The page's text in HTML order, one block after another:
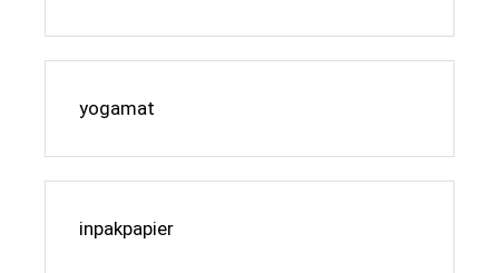
yogamat
inpakpapier